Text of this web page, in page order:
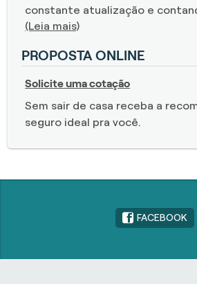
constante atualização e
(Leia mais)
PROPOSTA ONLINE
Solicite uma cotação
Sem sair de casa receba a
seguro ideal pra você.
FACEBOOK